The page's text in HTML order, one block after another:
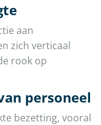
aan
zich verticaal
rook op
personeel
bezetting, vooral